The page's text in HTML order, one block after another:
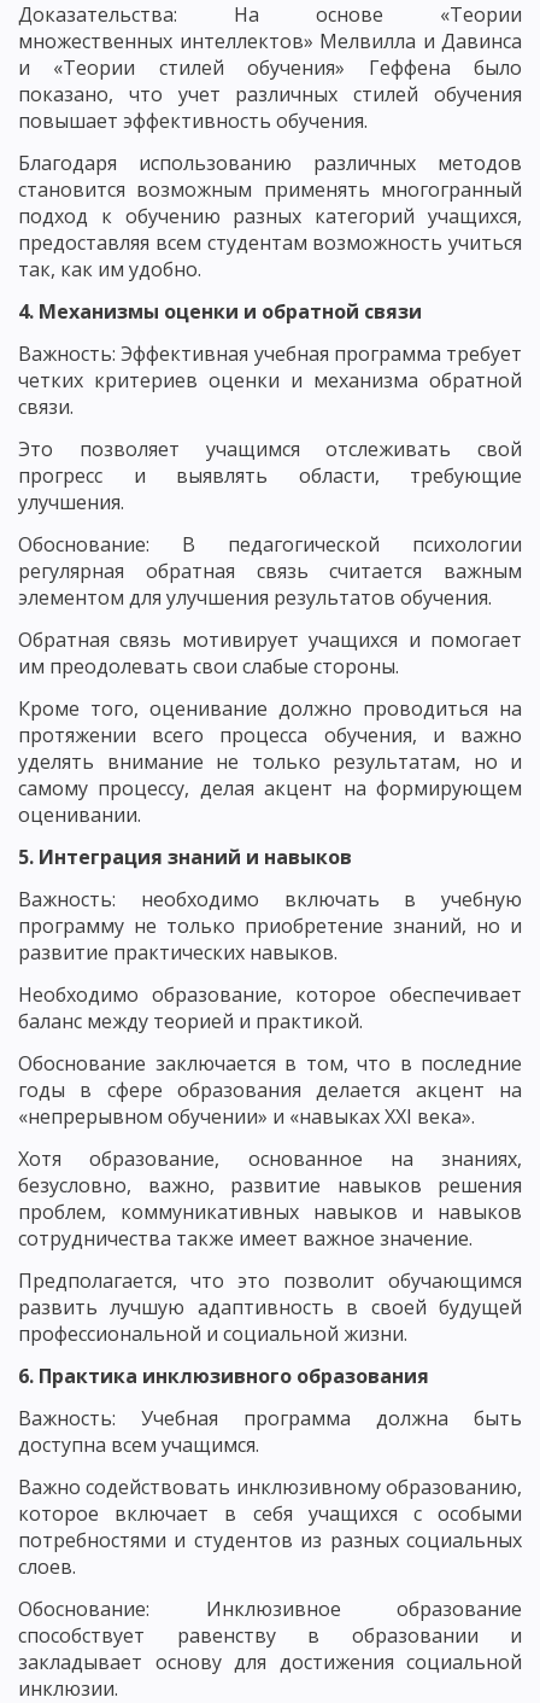
Доказательства: На основе «Теории
множественных интеллектов» Мелвилла и Давинса
и «Теории стилей обучения» Геффена было
показано, что учет различных стилей обучения
повышает эффективность обучения.
Благодаря использованию различных методов
становится возможным применять многогранный
подход к обучению разных категорий учащихся,
предоставляя всем студентам возможность учиться
так, как им удобно.
4. Механизмы оценки и обратной связи
Важность: Эффективная учебная программа требует
четких критериев оценки и механизма обратной
связи.
Это позволяет учащимся отслеживать свой
прогресс и выявлять области, требующие
улучшения.
Обоснование: В педагогической психологии
регулярная обратная связь считается важным
элементом для улучшения результатов обучения.
Обратная связь мотивирует учащихся и помогает
им преодолевать свои слабые стороны.
Кроме того, оценивание должно проводиться на
протяжении всего процесса обучения, и важно
уделять внимание не только результатам, но и
самому процессу, делая акцент на формирующем
оценивании.
5. Интеграция знаний и навыков
Важность: необходимо включать в учебную
программу не только приобретение знаний, но и
развитие практических навыков.
Необходимо образование, которое обеспечивает
баланс между теорией и практикой.
Обоснование заключается в том, что в последние
годы в сфере образования делается акцент на
«непрерывном обучении» и «навыках XXI века».
Хотя образование, основанное на знаниях,
безусловно, важно, развитие навыков решения
проблем, коммуникативных навыков и навыков
сотрудничества также имеет важное значение.
Предполагается, что это позволит обучающимся
развить лучшую адаптивность в своей будущей
профессиональной и социальной жизни.
6. Практика инклюзивного образования
Важность: Учебная программа должна быть
доступна всем учащимся.
Важно содействовать инклюзивному образованию,
которое включает в себя учащихся с особыми
потребностями и студентов из разных социальных
слоев.
Обоснование: Инклюзивное образование
способствует равенству в образовании и
закладывает основу для достижения социальной
инклюзии.